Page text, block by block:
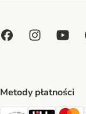
Metody płatności